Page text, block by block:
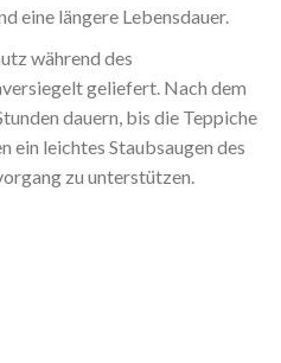
eine längere Lebensdauer.
während des
geliefert. Nach dem
dauern, bis die Teppiche
ein leichtes Staubsaugen des
zu unterstützen.